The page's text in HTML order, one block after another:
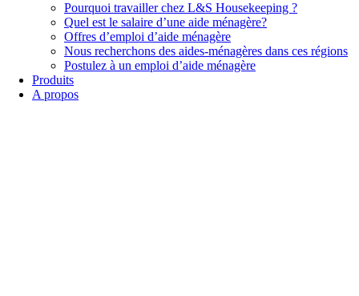
Pourquoi travailler chez L&S Housekeeping ?
Quel est le salaire d’une aide ménagère?
Offres d’emploi d’aide ménagère
Nous recherchons des aides-ménagères dans ces régions
Postulez à un emploi d’aide ménagère
Produits
A propos